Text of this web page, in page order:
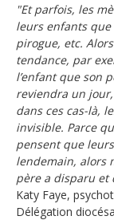
"Et parfois, les
leurs enfants
pirogue, etc. Alors
tendance, par
l’enfant que son
reviendra un
dans ces cas-là,
invisible. Parce
pensent que
lendemain, alors
père a disparu et
Katy Faye,
Délégation